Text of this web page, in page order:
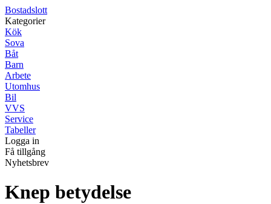
Bostadslott
Kategorier
Kök
Sova
Båt
Barn
Arbete
Utomhus
Bil
VVS
Service
Tabeller
Logga in
Få tillgång
Nyhetsbrev
Knep betydelse